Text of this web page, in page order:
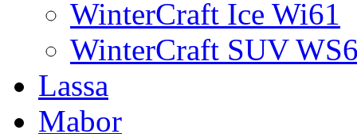
WinterCraft Ice Wi61
WinterCraft SUV
Lassa
Mabor